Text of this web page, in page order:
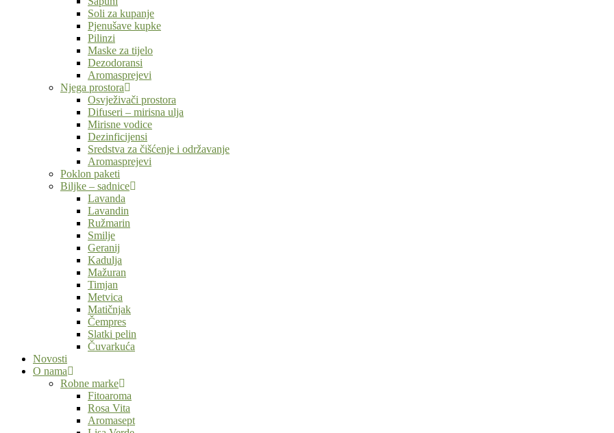
Soli za kupanje
Pjenušave kupke
Pilinzi
Maske za tijelo
Dezodoransi
Aromasprejevi
Njega prostora
Osvježivači prostora
Difuseri – mirisna ulja
Mirisne vodice
Dezinficijensi
Sredstva za čišćenje i održavanje
Aromasprejevi
Poklon paketi
Biljke – sadnice
Lavanda
Lavandin
Ružmarin
Smilje
Geranij
Kadulja
Mažuran
Timjan
Metvica
Matičnjak
Čempres
Slatki pelin
Čuvarkuća
Novosti
O nama
Robne marke
Fitoaroma
Rosa Vita
Aromasept